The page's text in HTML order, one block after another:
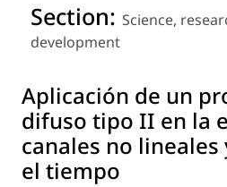
Section: Science,
development
Aplicación de un
difuso tipo II en la
canales no
el tiempo